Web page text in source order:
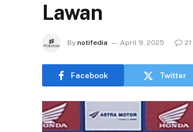
Lawan
By notifedia April 9, 2025
Facebook Twitter